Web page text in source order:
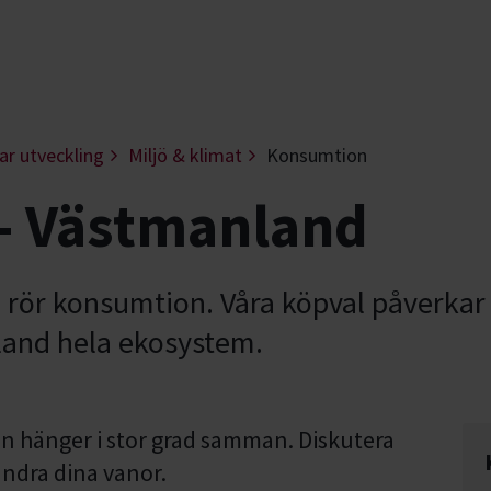
utveckling Miljö & klimat Konsumtion
konsumtion. Våra köpval påverkar
hela ekosystem.
i stor grad samman. Diskutera
dina vanor.